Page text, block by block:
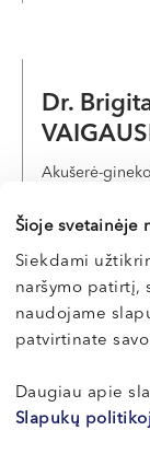
Šioje svetainėje
Siekdami
naršymo patirtį,
naudojame
patvirtinate
Daugiau apie
Slapukų
Dr.
Akušerė-
Vilnius, S.
E-
Žydrūnas